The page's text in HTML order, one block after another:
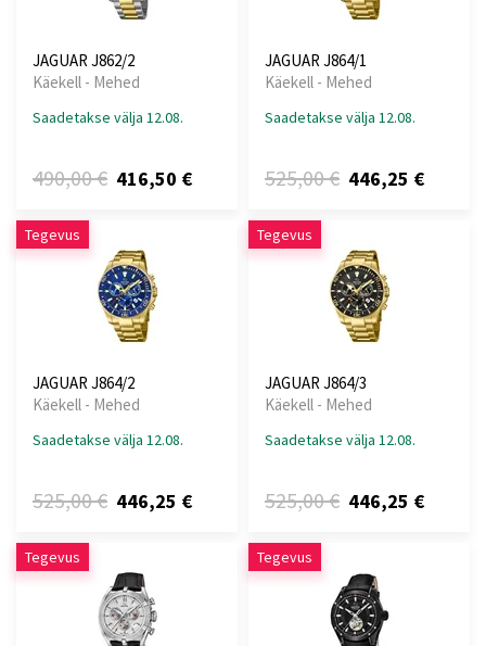
JAGUAR J862/2
Käekell - Mehed
Saadetakse välja 12.08.
490,00 € 416,50 €
JAGUAR J864/1
Käekell - Mehed
Saadetakse välja 12.08.
525,00 € 446,25 €
Tegevus
JAGUAR J864/2
Käekell - Mehed
Saadetakse välja 12.08.
525,00 € 446,25 €
Tegevus
JAGUAR J864/3
Käekell - Mehed
Saadetakse välja 12.08.
525,00 € 446,25 €
Tegevus Tegevus